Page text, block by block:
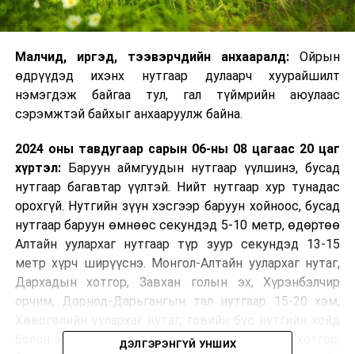
Малчид, иргэд, тээвэрчдийн анхааралд: Ойрын
өдрүүдэд ихэнх нутгаар дулаарч хуурайшилт
нэмэгдэж байгаа тул, гал түймрийн аюулаас
сэрэмжтэй байхыг анхааруулж байна.
2024 оны тавдугаар сарын 06-ны 08 цагаас 20 цаг
хүртэл:Баруун аймгуудын нутгаар үүлшинэ, бусад
нутгаар багавтар үүлтэй. Нийт нутгаар хур тунадас
орохгүй. Нутгийн зүүн хэсгээр баруун хойноос, бусад
нутгаар баруун өмнөөс секундэд 5-10 метр, өдөртөө
Алтайн уулархаг нутгаар түр зуур секундэд 13-15
метр хүрч ширүүснэ. Монгол-Алтайн уулархаг нутаг,
Дархадын хотгор, Завхан голын эх, Хүрэнбэлчир
орчим, Дорнод-Дарьгангын тал нутгаар 15-20 хэм,
болон зүүн хэсгээр 24-29 хэм, Их нууруудын хотгор,
ДЭЛГЭРЭНГҮЙ УНШИХ